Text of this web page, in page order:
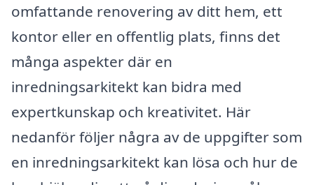
omfattande renovering av ditt hem, ett
kontor eller en offentlig plats, finns det
många aspekter där en
inredningsarkitekt kan bidra med
expertkunskap och kreativitet. Här
nedanför följer några av de uppgifter som
en inredningsarkitekt kan lösa och hur de